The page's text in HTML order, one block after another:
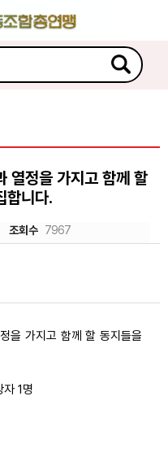
열정을 가지고 함께 할
합니다.
조회수 7967
을 가지고 함께 할 동지들을
1명
치북5
치북5